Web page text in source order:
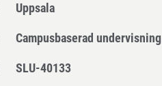
Uppsala
Campusbaserad undervisning
SLU-40133